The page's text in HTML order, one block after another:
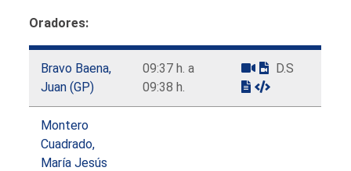
Oradores:
Bravo Baena,
Juan (GP)
09:37 h. a
09:38 h.
D.S
Montero
Cuadrado,
María Jesús